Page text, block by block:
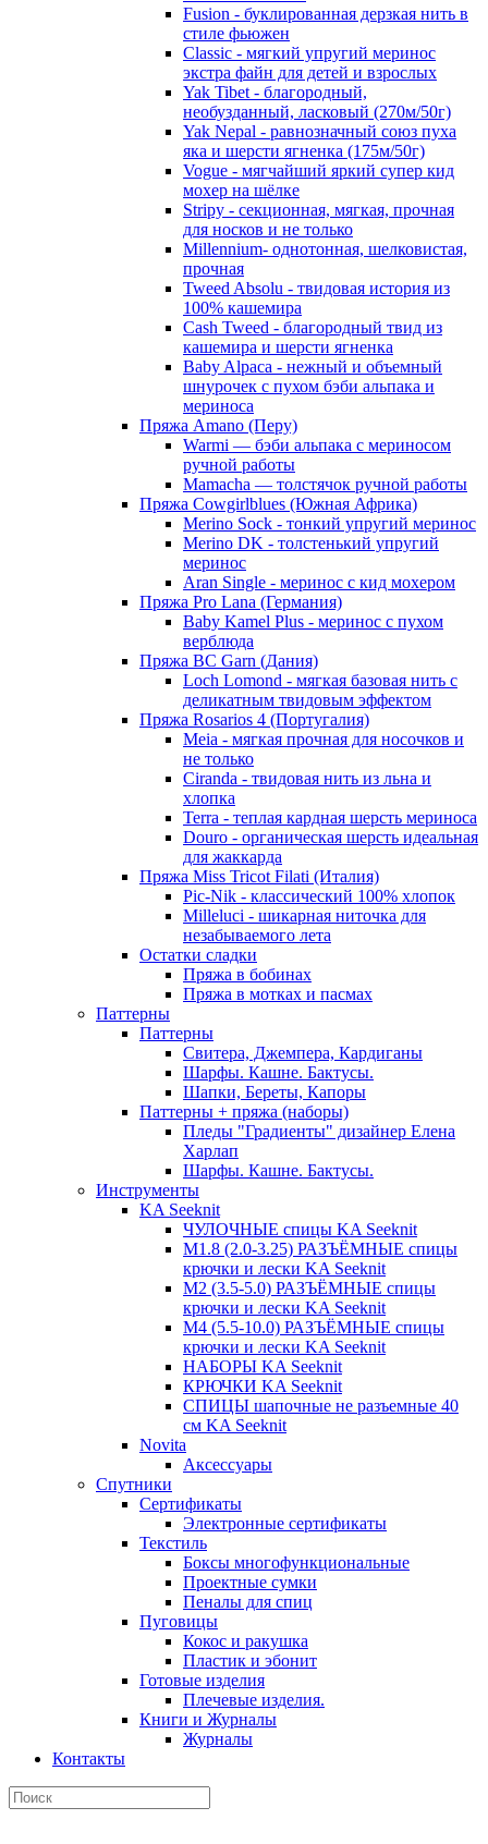
Fusion - буклированная дерзкая нить в
стиле фьюжен
Classic - мягкий упругий меринос
экстра файн для детей и взрослых
Yak Tibet - благородный,
необузданный, ласковый (270м/50г)
Yak Nepal - равнозначный союз пуха
яка и шерсти ягненка (175м/50г)
Vogue - мягчайший яркий супер кид
мохер на шёлке
Stripy - секционная, мягкая, прочная
для носков и не только
Millennium- однотонная, шелковистая,
прочная
Tweed Absolu - твидовая история из
100% кашемира
Cash Tweed - благородный твид из
кашемира и шерсти ягненка
Baby Alpaca - нежный и объемный
шнурочек с пухом бэби альпака и
мериноса
Пряжа Amano (Перу)
Warmi — бэби альпака с мериносом
ручной работы
Mamacha — толстячок ручной работы
Пряжа Cowgirlblues (Южная Африка)
Merino Sock - тонкий упругий меринос
Merino DK - толстенький упругий
меринос
Aran Single - меринос с кид мохером
Пряжа Pro Lana (Германия)
Baby Kamel Plus - меринос с пухом
верблюда
Пряжа BC Garn (Дания)
Loch Lomond - мягкая базовая нить с
деликатным твидовым эффектом
Пряжа Rosarios 4 (Португалия)
Meia - мягкая прочная для носочков и
не только
Ciranda - твидовая нить из льна и
хлопка
Terra - теплая кардная шерсть мериноса
Douro - органическая шерсть идеальная
для жаккарда
Пряжа Miss Tricot Filati (Италия)
Pic-Nik - классический 100% хлопок
Milleluci - шикарная ниточка для
незабываемого лета
Остатки сладки
Пряжа в бобинах
Пряжа в мотках и пасмах
Паттерны
Паттерны
Свитера, Джемпера, Кардиганы
Шарфы. Кашне. Бактусы.
Шапки, Береты, Капоры
Паттерны + пряжа (наборы)
Пледы "Градиенты" дизайнер Елена
Харлап
Шарфы. Кашне. Бактусы.
Инструменты
KA Seeknit
ЧУЛОЧНЫЕ спицы KA Seeknit
М1.8 (2.0-3.25) РАЗЪЁМНЫЕ спицы
крючки и лески KA Seeknit
М2 (3.5-5.0) РАЗЪЁМНЫЕ спицы
крючки и лески KA Seeknit
М4 (5.5-10.0) РАЗЪЁМНЫЕ спицы
крючки и лески KA Seeknit
НАБОРЫ KA Seeknit
КРЮЧКИ KA Seeknit
СПИЦЫ шапочные не разъемные 40
см KA Seeknit
Novita
Аксессуары
Спутники
Сертификаты
Электронные сертификаты
Текстиль
Боксы многофункциональные
Проектные сумки
Пеналы для спиц
Пуговицы
Кокос и ракушка
Пластик и эбонит
Готовые изделия
Плечевые изделия.
Книги и Журналы
Журналы
Контакты